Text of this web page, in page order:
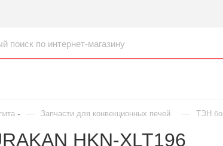
— Запчасти для конвекционных печей — ТЭН
HKN-XLT196